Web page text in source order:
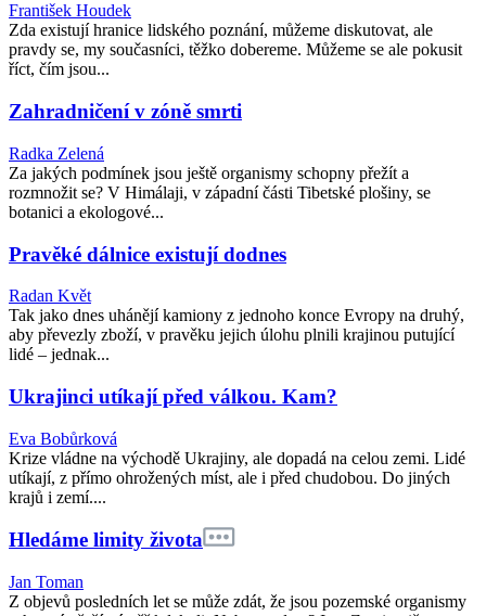
František Houdek
Zda existují hranice lidského poznání, můžeme diskutovat, ale
pravdy se, my současníci, těžko dobereme. Můžeme se ale pokusit
říct, čím jsou...
Zahradničení v zóně smrti
Radka Zelená
Za jakých podmínek jsou ještě organismy schopny přežít a
rozmnožit se? V Himálaji, v západní části Tibetské plošiny, se
botanici a ekologové...
Pravěké dálnice existují dodnes
Radan Květ
Tak jako dnes uhánějí kamiony z jednoho konce Evropy na druhý,
aby převezly zboží, v pravěku jejich úlohu plnili krajinou putující
lidé – jednak...
Ukrajinci utíkají před válkou. Kam?
Eva Bobůrková
Krize vládne na východě Ukrajiny, ale dopadá na celou zemi. Lidé
utíkají, z přímo ohrožených míst, ale i před chudobou. Do jiných
krajů i zemí....
Hledáme limity života
Jan Toman
Z objevů posledních let se může zdát, že jsou pozemské organismy